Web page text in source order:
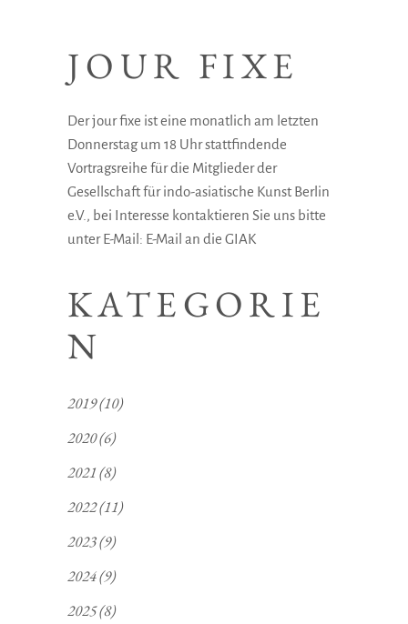
JOUR FIXE
Der jour fixe ist eine monatlich am letzten
Donnerstag um 18 Uhr stattfindende
Vortragsreihe für die Mitglieder der
Gesellschaft für indo-asiatische Kunst Berlin
e.V., bei Interesse kontaktieren Sie uns bitte
unter E-Mail: E-Mail an die GIAK
KATEGORIE
N
2019(10)
2020(6)
2021(8)
2022(11)
2023(9)
2024(9)
2025(8)